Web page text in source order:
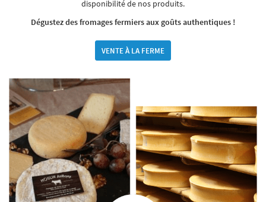
disponibilité de nos produits.
Dégustez des fromages fermiers aux goûts authentiques !
VENTE À LA FERME